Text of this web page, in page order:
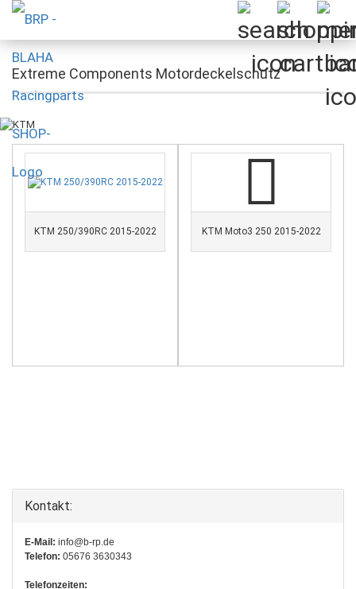
Extreme Components Motordeckelschutz
KTM 250/390RC 2015-2022 KTM Moto3 250 2015-2022
Kontakt:
E-Mail: info@b-rp.de
Telefon: 05676 3630343
Telefonzeiten: